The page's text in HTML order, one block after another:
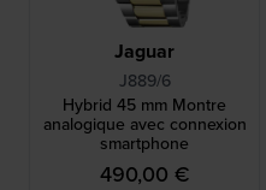
Jaguar
J889/6
Hybrid 45 mm Montre
analogique avec connexion
smartphone
490,00 €